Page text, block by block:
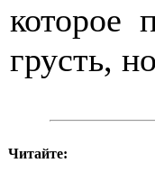
которое
грусть,
Читайте: